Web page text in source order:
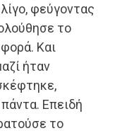
φεύγοντας
το
Και
ήταν
Επειδή
το